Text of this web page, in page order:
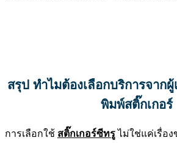
สรุป ทำไมต้องเลือกบริการจาก
พิมพ์สติ๊กเกอร์
การเลือกใช้ สติ๊กเกอร์ซีทรู ไม่ใช่แค่เรื่อ